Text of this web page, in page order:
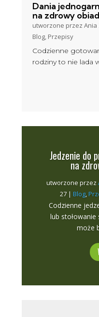
Dania
na zdrowy
utworzone przezAnia
Blog, Przepisy
Codzienne
rodziny to nie lada
Jedzenie do
na
utworzone przez
27| Blog,
Codzienne
lub
może